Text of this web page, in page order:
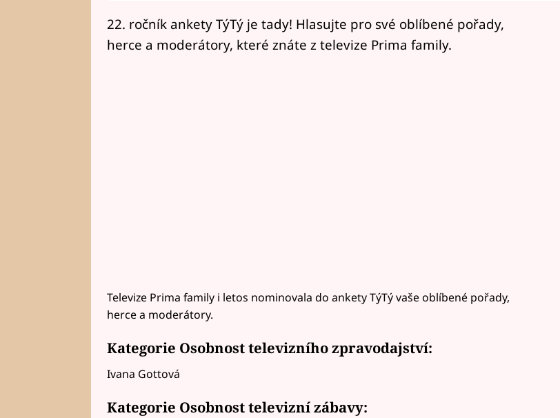
22. ročník ankety TýTý je tady! Hlasujte pro své oblíbené pořady,
herce a moderátory, které znáte z televize Prima family.
Televize Prima family i letos nominovala do ankety TýTý vaše oblíbené pořady,
herce a moderátory.
Kategorie Osobnost televizního zpravodajství:
Ivana Gottová
Kategorie Osobnost televizní zábavy: